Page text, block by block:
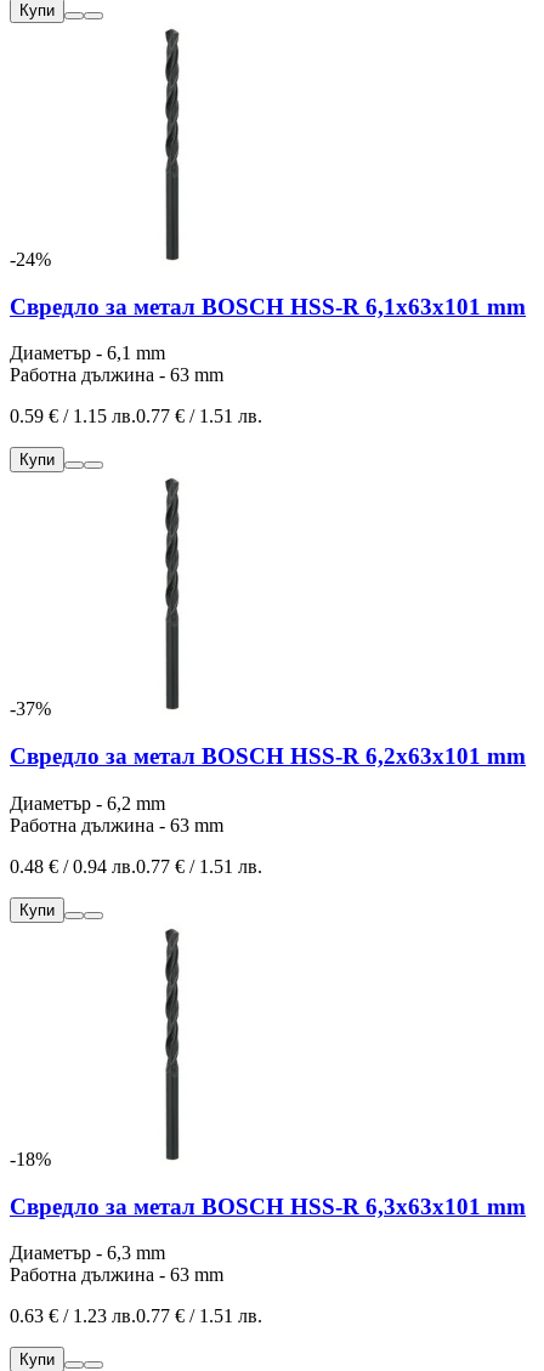
Купи
-24%
Свредло за метал BOSCH HSS-R 6,1x63x101 mm
Диаметър - 6,1 mm
Работна дължина - 63 mm
0.59 € / 1.15 лв.0.77 € / 1.51 лв.
Купи
-37%
Свредло за метал BOSCH HSS-R 6,2x63x101 mm
Диаметър - 6,2 mm
Работна дължина - 63 mm
0.48 € / 0.94 лв.0.77 € / 1.51 лв.
Купи
-18%
Свредло за метал BOSCH HSS-R 6,3x63x101 mm
Диаметър - 6,3 mm
Работна дължина - 63 mm
0.63 € / 1.23 лв.0.77 € / 1.51 лв.
Купи